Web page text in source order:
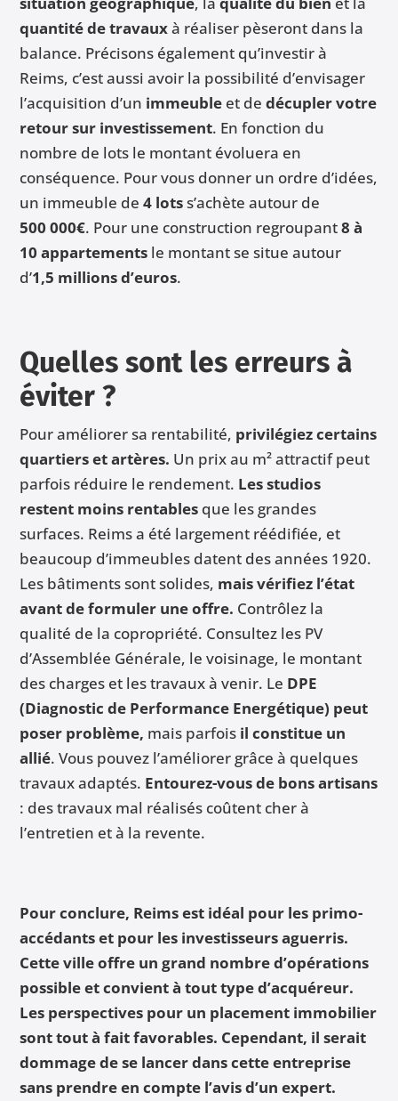
quantité de travauxà réaliser pèseront dans la
balance. Précisons également qu’investir à
Reims, c’est aussi avoir la possibilité d’envisager
l’acquisition d’un immeuble et dedécupler votre
retour sur investissement. En fonction du
nombre de lots le montant évoluera en
conséquence. Pour vous donner un ordre d’idées,
un immeuble de4 lotss’achète autour de
500 000€. Pour une construction regroupant8 à
10 appartements le montant se situe autour
d’1,5 millions d’euros.
Quelles sont les erreurs à
éviter ?
Pour améliorer sa rentabilité, privilégiez certains
quartiers et artères. Un prix au m² attractif peut
parfois réduire le rendement. Les studios
restent moins rentables que les grandes
surfaces. Reims a été largement réédifiée, et
beaucoup d’immeubles datent des années 1920.
Les bâtiments sont solides, mais vérifiez l’état
avant de formuler une offre. Contrôlez la
qualité de la copropriété. Consultez les PV
d’Assemblée Générale, le voisinage, le montant
des charges et les travaux à venir. Le DPE
(Diagnostic de Performance Energétique) peut
poser problème, mais parfois il constitue un
allié. Vous pouvez l’améliorer grâce à quelques
travaux adaptés. Entourez-vous de bons artisans
: des travaux mal réalisés coûtent cher à
l’entretien et à la revente.
Pour conclure, Reims est idéal pour les primo-
accédants et pour les investisseurs aguerris.
Cette ville offre un grand nombre d’opérations
possible et convient à tout type d’acquéreur.
Les perspectives pour un placement immobilier
sont tout à fait favorables. Cependant, il serait
dommage de se lancer dans cette entreprise
sans prendre en compte l’avis d’un expert.